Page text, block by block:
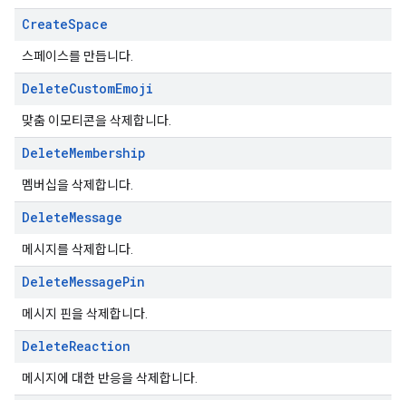
CreateSpace
스페이스를 만듭니다.
DeleteCustomEmoji
맞춤 이모티콘을 삭제합니다.
DeleteMembership
멤버십을 삭제합니다.
DeleteMessage
메시지를 삭제합니다.
DeleteMessagePin
메시지 핀을 삭제합니다.
DeleteReaction
메시지에 대한 반응을 삭제합니다.